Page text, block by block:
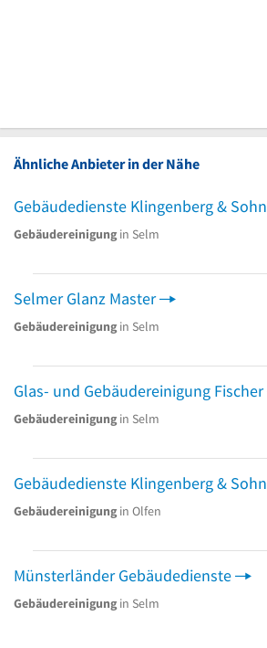
Ähnliche Anbieter in der Nähe
Gebäudedienste Klingenberg & Sohn
Gebäudereinigung in Selm
Selmer Glanz Master
Gebäudereinigung in Selm
Glas- und Gebäudereinigung Fischer
Gebäudereinigung in Selm
Gebäudedienste Klingenberg & Sohn
Gebäudereinigung in Olfen
Münsterländer Gebäudedienste
Gebäudereinigung in Selm